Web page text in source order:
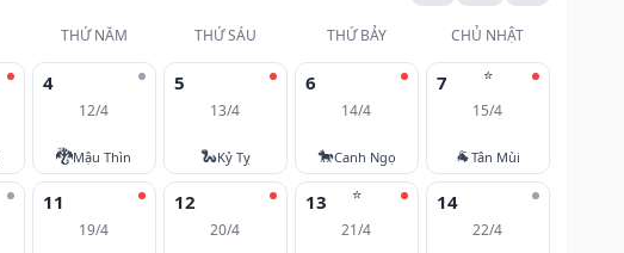
THỨ NĂM THỨ SÁU THỨ BẢY
CHỦ NHẬT
4
12/4
🐉Mậu Thìn
5
13/4
🐍Kỷ Tỵ
6
14/4
🐎Canh Ngọ
⭐
7
15/4
🐐Tân Mùi
11
19/4
12
20/4
⭐
13
21/4
14
22/4